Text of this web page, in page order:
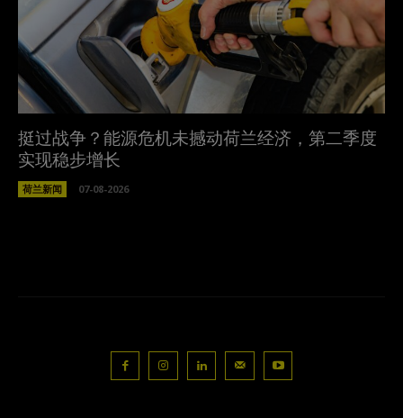
挺过战争？能源危机未撼动荷兰经济，第二季度
实现稳步增长
荷兰新闻 07-08-2026